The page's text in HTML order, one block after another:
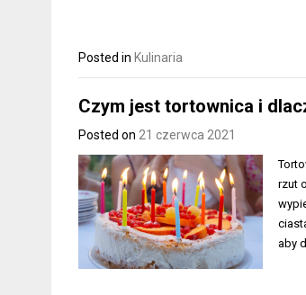
Posted in Kulinaria
Czym jest tortownica i
Posted on 21 czerwca 2021
rzut
aby